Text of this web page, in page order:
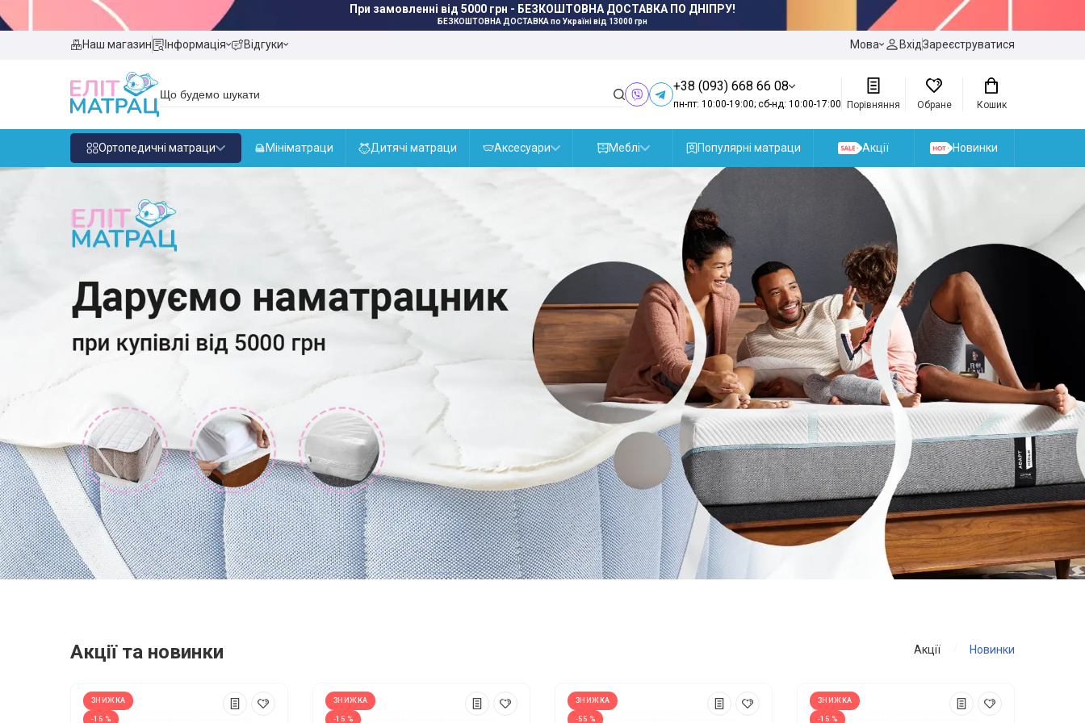
БЕЗКОШТОВНА ДОСТАВКАпо Україні від 13000 грн
Наш магазин Інформація Відгуки Мова ВхідЗареєструватися
+38 (093) 668 66 08
пн-пт: 10:00-19:00; сб-нд: 10:00-17:00 Порівняння Обране Кошик
Ортопедичні матраци Мініматраци Дитячі матраци Аксесуари Меблі Популярні матраци Акції Новинки
Акції та новинки Акції Новинки
ЗНИЖКА
-15 %
ЗНИЖКА
-15 %
ЗНИЖКА
-55 %
ЗНИЖКА
-15 %